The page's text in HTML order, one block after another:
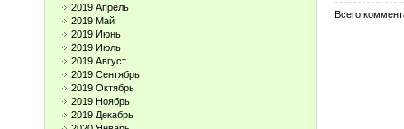
2019 Апрель
2019 Май
2019 Июнь
2019 Июль
2019 Август
2019 Сентябрь
2019 Октябрь
2019 Ноябрь
2019 Декабрь
Всего